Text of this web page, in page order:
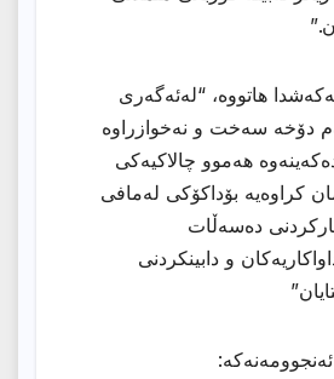
هاتووە، “لەئەگەری
دۆخە سەخت و نەخوازراوە
هەموو چالاكیەكی
كراوەیە بۆداكۆكی لەمافی
دەسەڵات
و دابینكردنی